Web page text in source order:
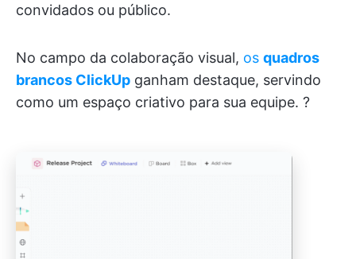
convidados ou público.
No campo da colaboração visual, os quadros
brancos ClickUp ganham destaque, servindo
como um espaço criativo para sua equipe. ?